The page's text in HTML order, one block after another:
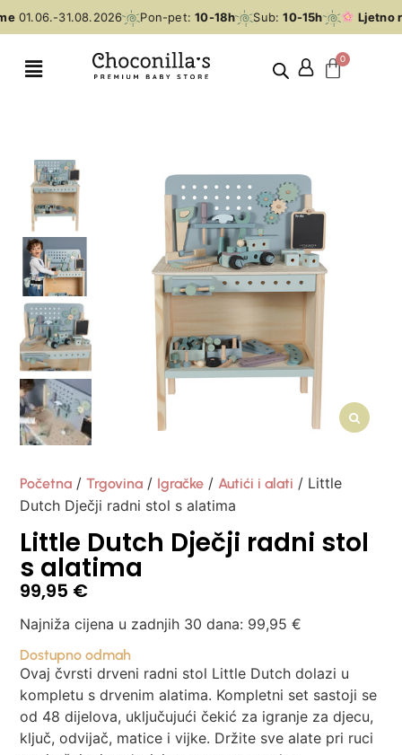
01.06.-31.08.2026 Pon-pet:10-18h Sub:10-15h Ljetno
Početna /Trgovina / Igračke /Autići i alati / Little
Dutch Dječji radni stol s alatima
Little Dutch Dječji radni stol
s alatima
99,95 €
Najniža cijena u zadnjih 30 dana: 99,95€
Dostupno odmah
Ovaj čvrsti drveni radni stol Little Dutch dolazi u
kompletu s drvenim alatima. Kompletni set sastoji se
od 48 dijelova, uključujući čekić za igranje za djecu,
ključ, odvijač, matice i vijke. Držite sve alate pri ruci